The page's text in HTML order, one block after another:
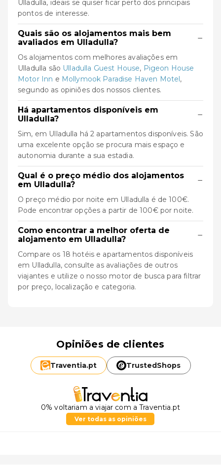
Ulladulla, ideais se quiser ficar perto dos principais
pontos de interesse.
Quais são os alojamentos mais bem
avaliados em Ulladulla?
−
Os alojamentos com melhores avaliações em
Ulladulla são Ulladulla Guest House, Pigeon House
Motor Inn e Mollymook Paradise Haven Motel,
segundo as opiniões dos nossos clientes.
Há apartamentos disponíveis em
Ulladulla?
−
Sim, em Ulladulla há 2 apartamentos disponíveis. São
uma excelente opção se procura mais espaço e
autonomia durante a sua estadia.
Qual é o preço médio dos alojamentos
em Ulladulla?
−
O preço médio por noite em Ulladulla é de 100€.
Pode encontrar opções a partir de 100€ por noite.
Como encontrar a melhor oferta de
alojamento em Ulladulla?
−
Compare os 18 hotéis e apartamentos disponíveis
em Ulladulla, consulte as avaliações de outros
viajantes e utilize o nosso motor de busca para filtrar
por preço, localização e categoria.
Opiniões de clientes
Traventia.pt TrustedShops
0% voltariam a viajar com a Traventia.pt
Ver todas as opiniões